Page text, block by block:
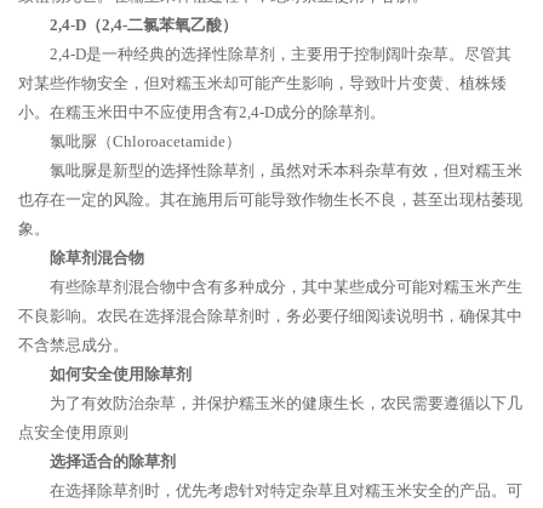
2,4-D（2,4-二氯苯氧乙酸）
2,4-D是一种经典的选择性除草剂，主要用于控制阔叶杂草。尽管其
对某些作物安全，但对糯玉米却可能产生影响，导致叶片变黄、植株矮
小。在糯玉米田中不应使用含有2,4-D成分的除草剂。
氯吡脲（Chloroacetamide）
氯吡脲是新型的选择性除草剂，虽然对禾本科杂草有效，但对糯玉米
也存在一定的风险。其在施用后可能导致作物生长不良，甚至出现枯萎现
象。
除草剂混合物
有些除草剂混合物中含有多种成分，其中某些成分可能对糯玉米产生
不良影响。农民在选择混合除草剂时，务必要仔细阅读说明书，确保其中
不含禁忌成分。
如何安全使用除草剂
为了有效防治杂草，并保护糯玉米的健康生长，农民需要遵循以下几
点安全使用原则
选择适合的除草剂
在选择除草剂时，优先考虑针对特定杂草且对糯玉米安全的产品。可